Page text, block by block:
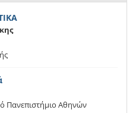
Πανεπιστήμιο Αθηνών